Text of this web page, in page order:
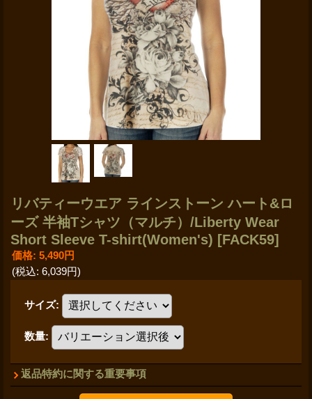
リバティーウエア ラインストーン ハート&ロ
ーズ 半袖Tシャツ（マルチ）/Liberty Wear
Short Sleeve T-shirt(Women's) [FACK59]
価格: 5,490円
(税込: 6,039円)
サイズ:
数量:
返品特約に関する重要事項